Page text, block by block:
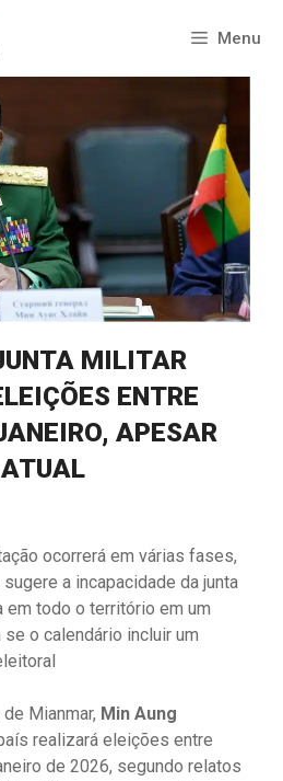
Menu
MILITAR
ENTRE
APESAR
ocorrerá em várias fases,
a incapacidade da junta
em todo o território em um
o calendário incluir um
Mianmar, Min Aung
realizará eleições entre
de 2026, segundo relatos